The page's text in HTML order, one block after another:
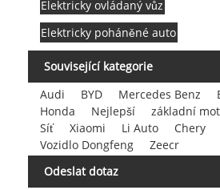
Elektricky ovládaný vůz
Elektricky poháněné auto
Související kategorie
Audi
BYD Mercedes Benz
Honda
Nejlepší základní
Síť
Xiaomi Li Auto Chery
Vozidlo Dongfeng
Zeecr
Odeslat dotaz